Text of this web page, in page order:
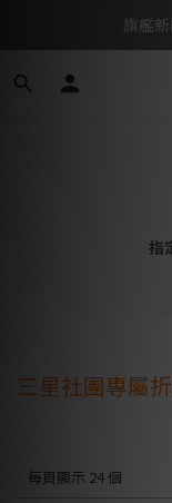
BTS限定
旗艦
BTS限
指
三星社團專屬
每頁顯示 24 個